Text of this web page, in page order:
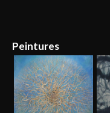
Peintures